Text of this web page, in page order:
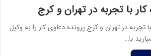
کار با تجربه در تهران و کرج
با تجربه در تهران و کرج پرونده دعاوی کار را به وکیل
با…